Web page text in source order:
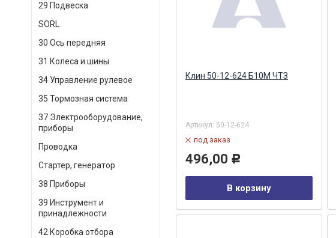
29 Подвеска
SORL
30 Ось передняя
31 Колеса и шины
34 Управление рулевое
35 Тормозная система
37 Электрооборудование,
приборы
Проводка
Стартер, генератор
38 Приборы
39 Инструмент и
принадлежности
42 Коробка отбора
Клин 50-12-624 Б10М ЧТЗ
Артикул: 50-12-624
под заказ
496,00 Р
В корзину